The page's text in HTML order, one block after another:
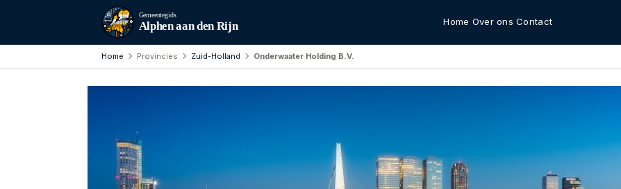
Gemeentegids
Alphen aan den Rijn Home Over ons Contact
Home Provincies Zuid-Holland Onderwaater Holding B.V.